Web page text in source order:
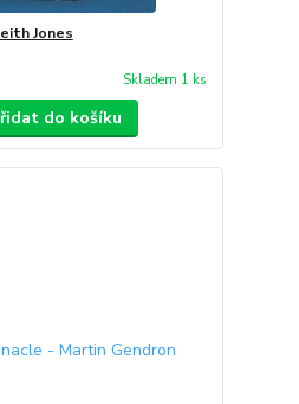
Jones
Skladem 1 ks
do košíku